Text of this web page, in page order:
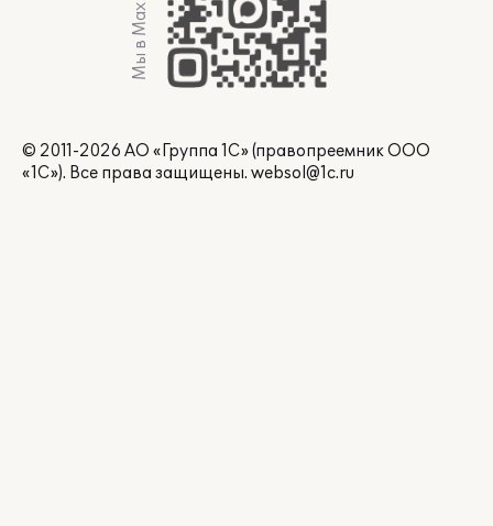
Мы в Max
© 2011-2026 АО «Группа 1С» (правопреемник ООО
«1С»). Все права защищены. websol@1c.ru